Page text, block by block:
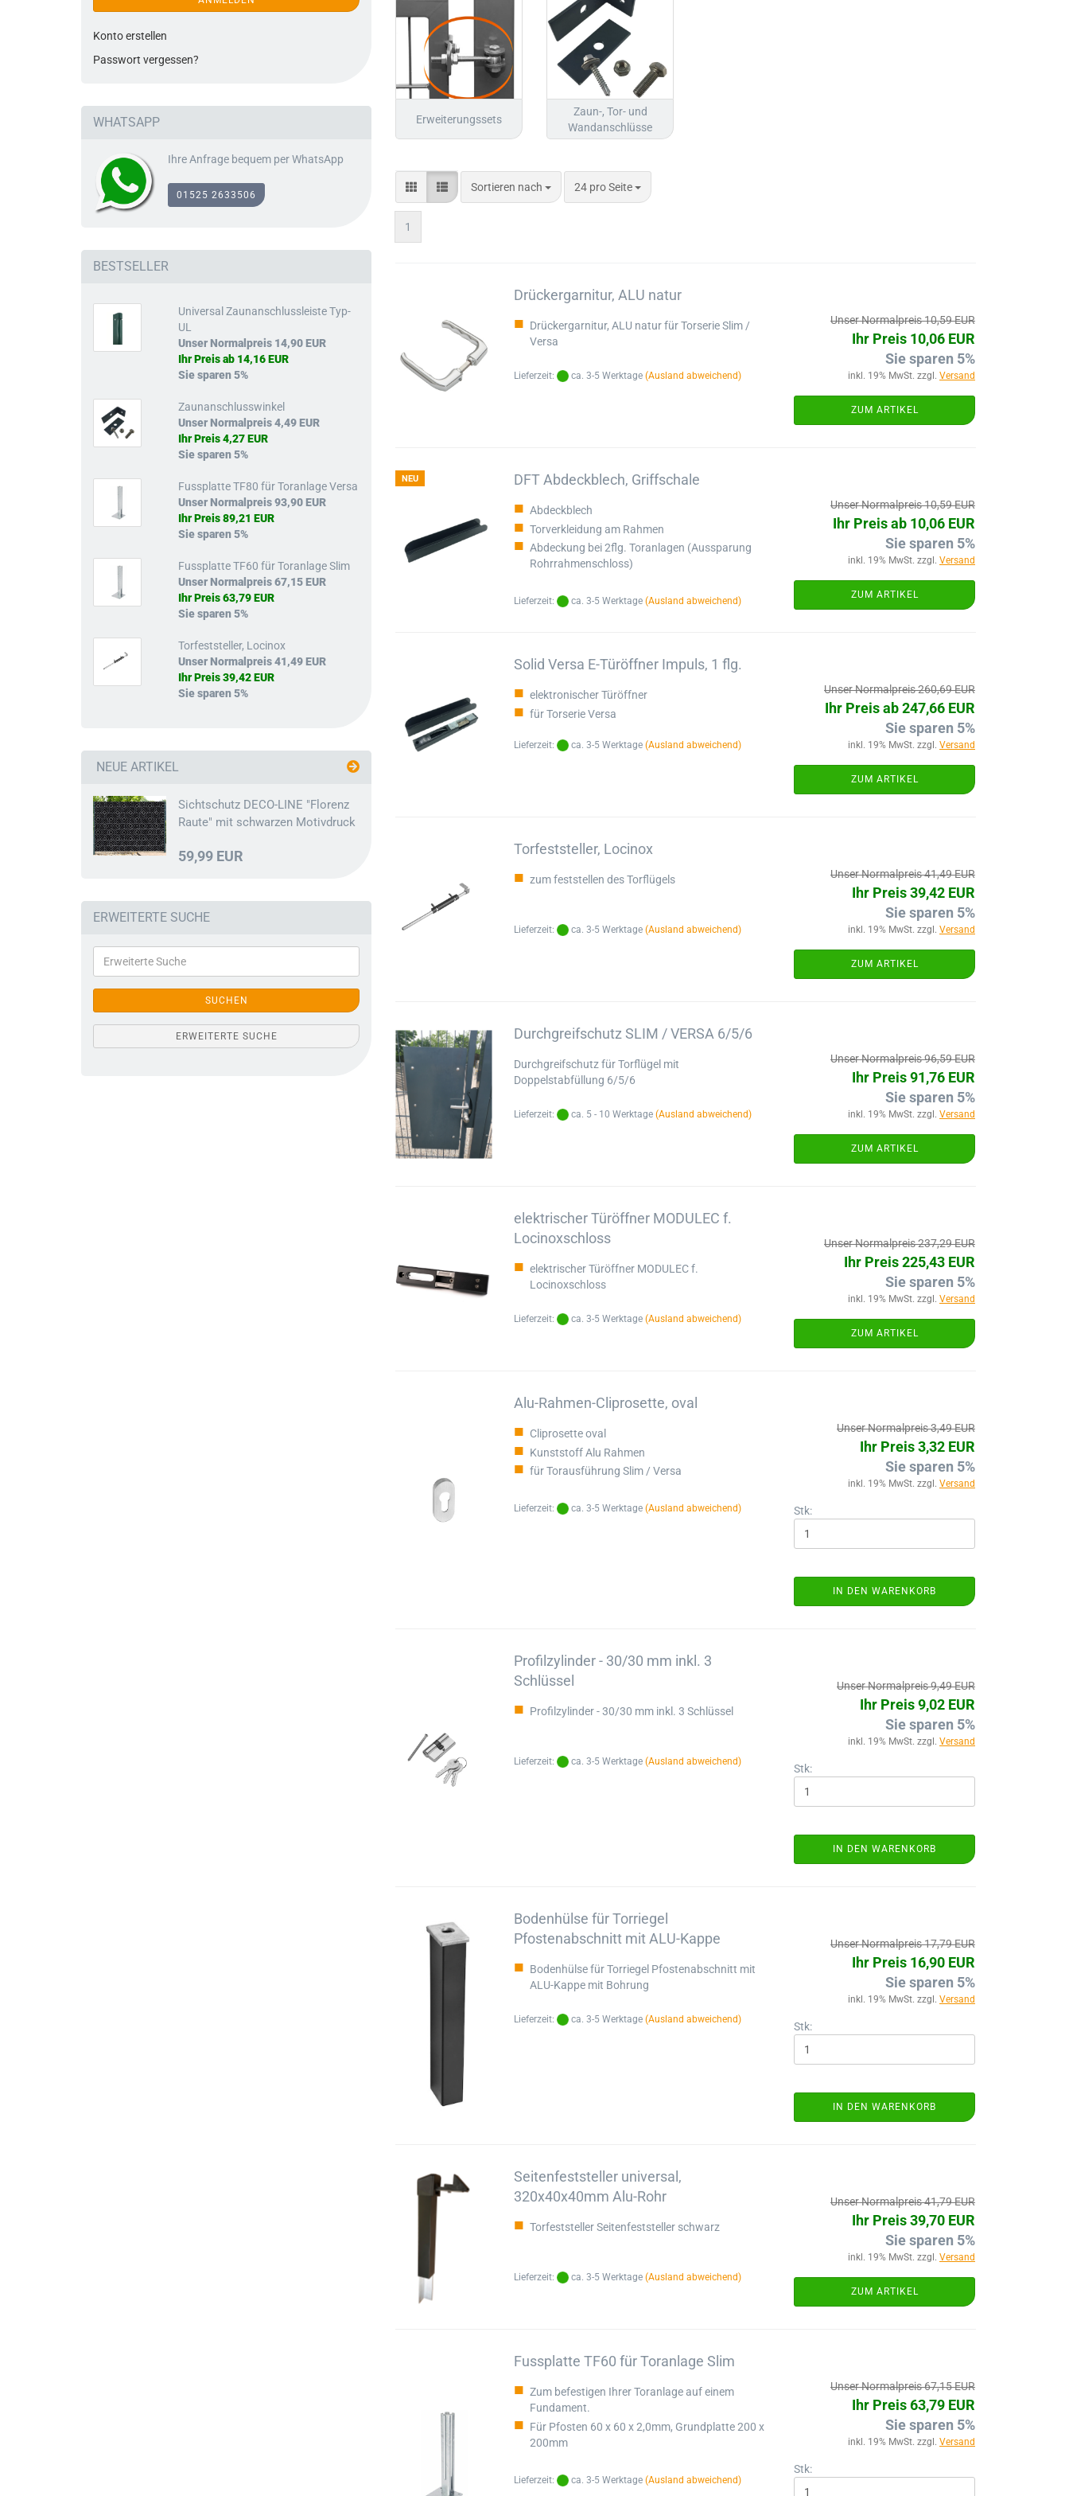
Erweiterungssets
Zaun-, Tor- und
Wandanschlüsse
Sortieren nach 24 pro Seite
1
Drückergarnitur, ALU natur
Drückergarnitur, ALU natur für Torserie Slim /
Versa
Lieferzeit: ca. 3-5 Werktage (Ausland abweichend)
Unser Normalpreis 10,59 EUR
Ihr Preis 10,06 EUR
Sie sparen 5%
inkl. 19% MwSt. zzgl. Versand
ZUM ARTIKEL
NEU DFT Abdeckblech, Griffschale
Abdeckblech
Torverkleidung am Rahmen
Abdeckung bei 2flg. Toranlagen (Aussparung
Rohrrahmenschloss)
Lieferzeit: ca. 3-5 Werktage (Ausland abweichend)
Unser Normalpreis 10,59 EUR
Ihr Preis ab 10,06 EUR
Sie sparen 5%
inkl. 19% MwSt. zzgl. Versand
ZUM ARTIKEL
Solid Versa E-Türöffner Impuls, 1 flg.
elektronischer Türöffner
für Torserie Versa
Lieferzeit: ca. 3-5 Werktage (Ausland abweichend)
Unser Normalpreis 260,69 EUR
Ihr Preis ab 247,66 EUR
Sie sparen 5%
inkl. 19% MwSt. zzgl. Versand
ZUM ARTIKEL
Torfeststeller, Locinox
zum feststellen des Torflügels
Lieferzeit: ca. 3-5 Werktage (Ausland abweichend)
Unser Normalpreis 41,49 EUR
Ihr Preis 39,42 EUR
Sie sparen 5%
inkl. 19% MwSt. zzgl. Versand
ZUM ARTIKEL
Durchgreifschutz SLIM / VERSA 6/5/6
Durchgreifschutz für Torflügel mit
Doppelstabfüllung 6/5/6
Lieferzeit: ca. 5 - 10 Werktage (Ausland abweichend)
Unser Normalpreis 96,59 EUR
Ihr Preis 91,76 EUR
Sie sparen 5%
inkl. 19% MwSt. zzgl. Versand
ZUM ARTIKEL
elektrischer Türöffner MODULEC f.
Locinoxschloss
elektrischer Türöffner MODULEC f.
Locinoxschloss
Lieferzeit: ca. 3-5 Werktage (Ausland abweichend)
Unser Normalpreis 237,29 EUR
Ihr Preis 225,43 EUR
Sie sparen 5%
inkl. 19% MwSt. zzgl. Versand
ZUM ARTIKEL
Alu-Rahmen-Cliprosette, oval
Cliprosette oval
Kunststoff Alu Rahmen
für Torausführung Slim / Versa
Lieferzeit: ca. 3-5 Werktage (Ausland abweichend)
Unser Normalpreis 3,49 EUR
Ihr Preis 3,32 EUR
Sie sparen 5%
inkl. 19% MwSt. zzgl. Versand
Stk:
IN DEN WARENKORB
Profilzylinder - 30/30 mm inkl. 3
Schlüssel
Profilzylinder - 30/30 mm inkl. 3 Schlüssel
Lieferzeit: ca. 3-5 Werktage (Ausland abweichend)
Unser Normalpreis 9,49 EUR
Ihr Preis 9,02 EUR
Sie sparen 5%
inkl. 19% MwSt. zzgl. Versand
Stk:
IN DEN WARENKORB
Bodenhülse für Torriegel
Pfostenabschnitt mit ALU-Kappe
Bodenhülse für Torriegel Pfostenabschnitt mit
ALU-Kappe mit Bohrung
Lieferzeit: ca. 3-5 Werktage (Ausland abweichend)
Unser Normalpreis 17,79 EUR
Ihr Preis 16,90 EUR
Sie sparen 5%
inkl. 19% MwSt. zzgl. Versand
Stk:
IN DEN WARENKORB
Seitenfeststeller universal,
320x40x40mm Alu-Rohr
Torfeststeller Seitenfeststeller schwarz
Lieferzeit: ca. 3-5 Werktage (Ausland abweichend)
Unser Normalpreis 41,79 EUR
Ihr Preis 39,70 EUR
Sie sparen 5%
inkl. 19% MwSt. zzgl. Versand
ZUM ARTIKEL
Fussplatte TF60 für Toranlage Slim
Zum befestigen Ihrer Toranlage auf einem
Fundament.
Für Pfosten 60 x 60 x 2,0mm, Grundplatte 200 x
200mm
Lieferzeit: ca. 3-5 Werktage (Ausland abweichend)
Unser Normalpreis 67,15 EUR
Ihr Preis 63,79 EUR
Sie sparen 5%
inkl. 19% MwSt. zzgl. Versand
Stk:
Konto erstellen
Passwort vergessen?
WHATSAPP
Ihre Anfrage bequem per WhatsApp
01525 2633506
BESTSELLER
Universal Zaunanschlussleiste Typ-
UL
Unser Normalpreis 14,90 EUR
Ihr Preis ab 14,16 EUR
Sie sparen 5%
Zaunanschlusswinkel
Unser Normalpreis 4,49 EUR
Ihr Preis 4,27 EUR
Sie sparen 5%
Fussplatte TF80 für Toranlage Versa
Unser Normalpreis 93,90 EUR
Ihr Preis 89,21 EUR
Sie sparen 5%
Fussplatte TF60 für Toranlage Slim
Unser Normalpreis 67,15 EUR
Ihr Preis 63,79 EUR
Sie sparen 5%
Torfeststeller, Locinox
Unser Normalpreis 41,49 EUR
Ihr Preis 39,42 EUR
Sie sparen 5%
NEUE ARTIKEL
Sichtschutz DECO-LINE "Florenz
Raute" mit schwarzen Motivdruck
59,99 EUR
ERWEITERTE SUCHE
SUCHEN
ERWEITERTE SUCHE